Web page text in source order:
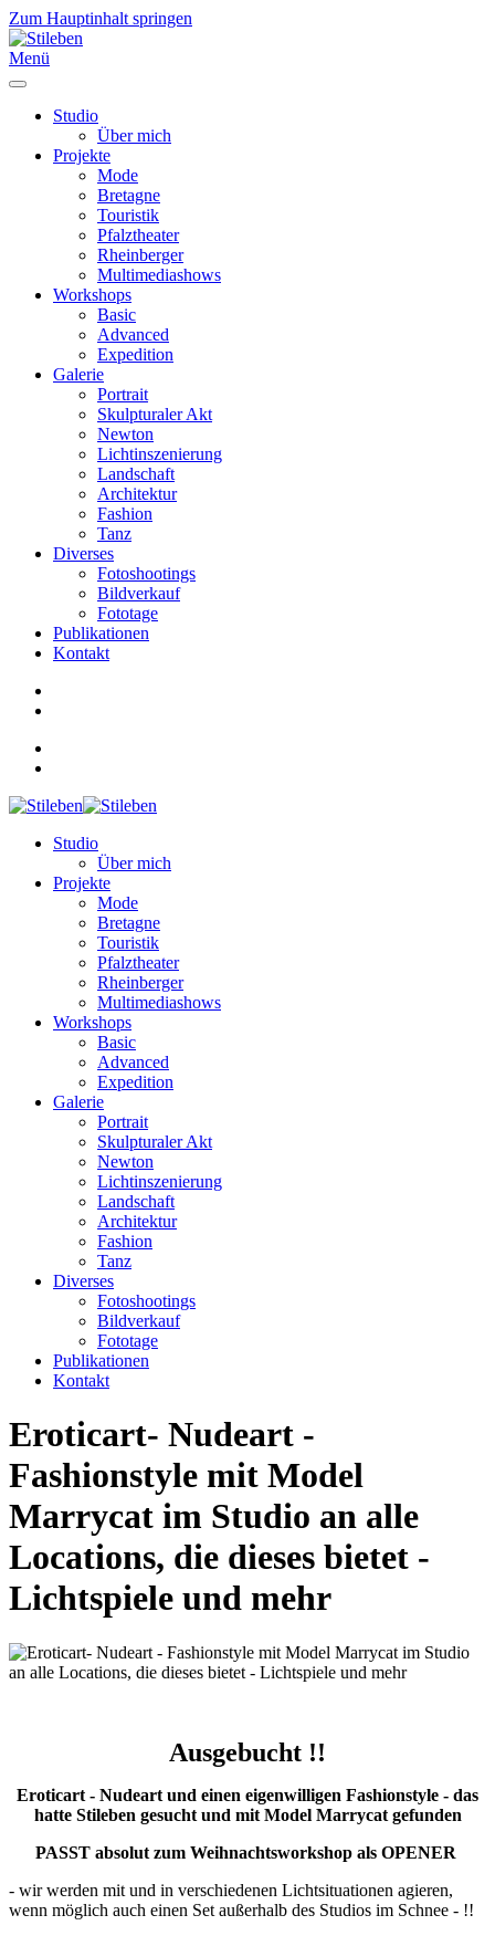
Zum Hauptinhalt springen
Menü
Studio
Über mich
Projekte
Mode
Bretagne
Touristik
Pfalztheater
Rheinberger
Multimediashows
Workshops
Basic
Advanced
Expedition
Galerie
Portrait
Skulpturaler Akt
Newton
Lichtinszenierung
Landschaft
Architektur
Fashion
Tanz
Diverses
Fotoshootings
Bildverkauf
Fototage
Publikationen
Kontakt
Studio
Über mich
Projekte
Mode
Bretagne
Touristik
Pfalztheater
Rheinberger
Multimediashows
Workshops
Basic
Advanced
Expedition
Galerie
Portrait
Skulpturaler Akt
Newton
Lichtinszenierung
Landschaft
Architektur
Fashion
Tanz
Diverses
Fotoshootings
Bildverkauf
Fototage
Publikationen
Kontakt
Eroticart- Nudeart -
Fashionstyle mit Model
Marrycat im Studio an alle
Locations, die dieses bietet -
Lichtspiele und mehr
Ausgebucht !!
Eroticart - Nudeart und einen eigenwilligen Fashionstyle - das
hatte Stileben gesucht und mit Model Marrycat gefunden
PASST absolut zum Weihnachtsworkshop als OPENER
- wir werden mit und in verschiedenen Lichtsituationen agieren,
wenn möglich auch einen Set außerhalb des Studios im Schnee - !!